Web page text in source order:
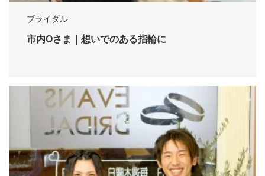
ブライダル
市内Oさま｜想いでのある指輪に